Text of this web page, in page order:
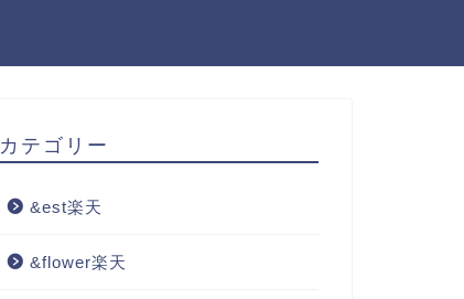
カテゴリー
&est楽天
&flower楽天